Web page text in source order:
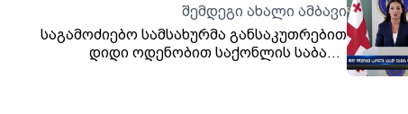
შემდეგი ახალი ამბავი
საგამოძიებო სამსახურმა განსაკუთრებით
დიდი ოდენობით საქონლის საბაჟო
წესების დარღვევით გადაადგილების